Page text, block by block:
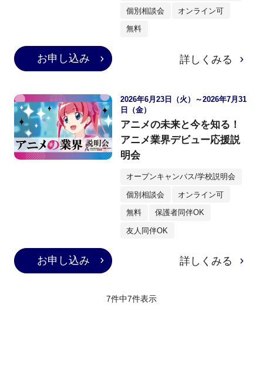
個別相談会 オンライン可
無料
お申し込み 詳しくみる
2026年6月23日（火）～2026年7月31
日（金）
アニメの未来と今を知る！
アニメ業界デビュー応援説
明会
オープンキャンパス/学校説明会
個別相談会 オンライン可
無料 保護者同伴OK
友人同伴OK
お申し込み 詳しくみる
7件中7件表示